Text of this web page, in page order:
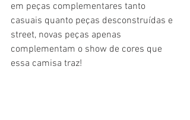
em peças complementares tanto
casuais quanto peças desconstruídas e
street, novas peças apenas
complementam o show de cores que
essa camisa traz!